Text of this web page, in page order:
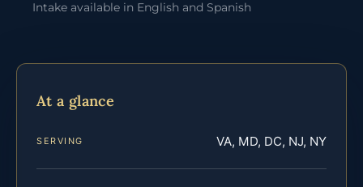
Intake available in English and Spanish
At a glance
SERVING VA, MD, DC, NJ, NY